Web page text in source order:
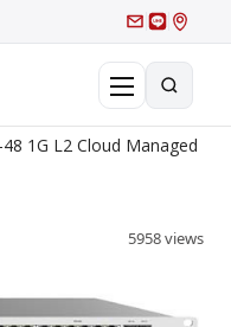
×
1G L2 Cloud Managed
5958 views